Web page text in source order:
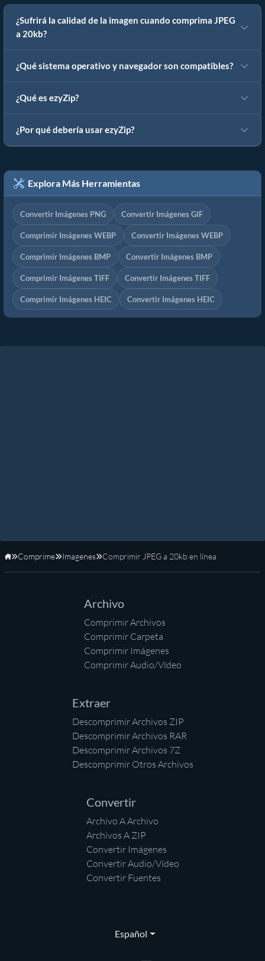
¿Sufrirá la calidad de la imagen cuando comprima JPEG
a 20kb?
¿Qué sistema operativo y navegador son compatibles?
¿Qué es ezyZip?
¿Por qué debería usar ezyZip?
Explora Más Herramientas
Convertir Imágenes PNG Convertir Imágenes GIF
Comprimir Imágenes WEBP Convertir Imágenes WEBP
Comprimir Imágenes BMP Convertir Imágenes BMP
Comprimir Imágenes TIFF Convertir Imágenes TIFF
Comprimir Imágenes HEIC Convertir Imágenes HEIC
Inicio
Comprime Imagenes Comprimir JPEG a 20kb en línea
Archivo
Comprimir Archivos
Comprimir Carpeta
Comprimir Imágenes
Comprimir Audio/Vídeo
Extraer
Descomprimir Archivos ZIP
Descomprimir Archivos RAR
Descomprimir Archivos 7Z
Descomprimir Otros Archivos
Convertir
Archivo A Archivo
Archivos A ZIP
Convertir Imágenes
Convertir Audio/Vídeo
Convertir Fuentes
Español